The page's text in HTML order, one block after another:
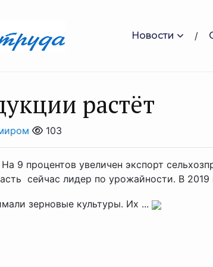
Новости
растёт
103
9 процентов увеличен экспорт
сейчас лидер по урожайности. В 2019
зерновые культуры. Их ...